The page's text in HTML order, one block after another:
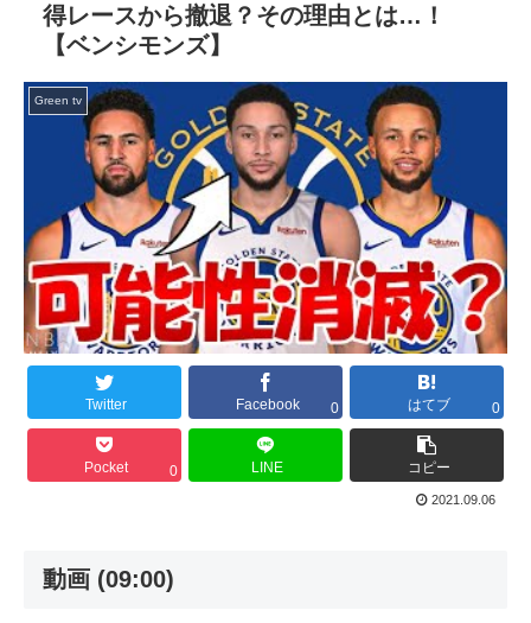
得レースから撤退？その理由とは…！
【ベンシモンズ】
Green tv
Twitter Facebook 0 はてブ 0
Pocket 0 LINE コピー
2021.09.06
動画 (09:00)